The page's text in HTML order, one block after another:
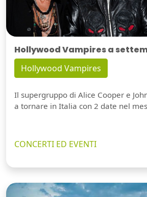
Hollywood Vampires a
Hollywood Vampires
Il supergruppo di Alice Cooper e
a tornare in Italia con 2 date nel
CONCERTI ED EVENTI